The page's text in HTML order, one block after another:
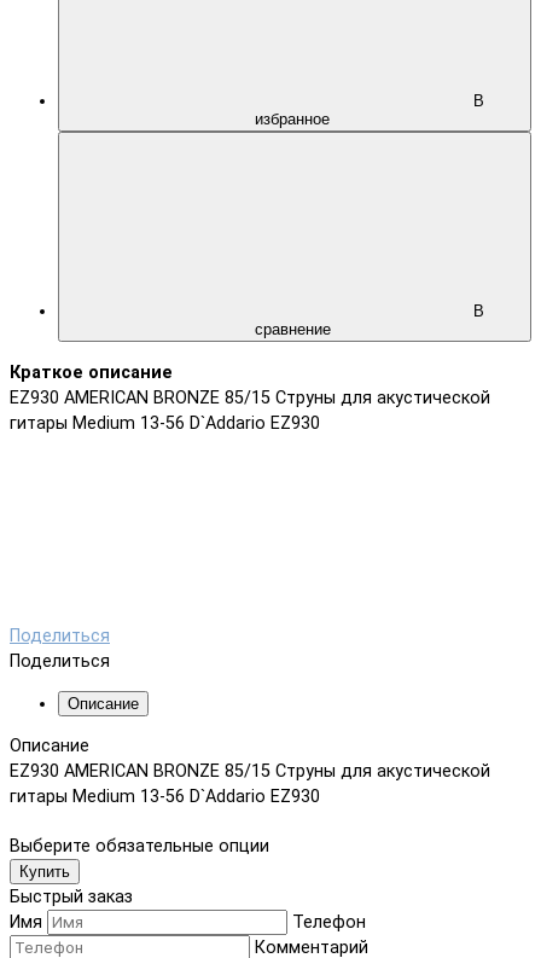
В
избранное
В
сравнение
Краткое описание
EZ930 AMERICAN BRONZE 85/15 Струны для акустической
гитары Medium 13-56 D`Addario EZ930
Поделиться
Поделиться
Описание
Описание
EZ930 AMERICAN BRONZE 85/15 Струны для акустической
гитары Medium 13-56 D`Addario EZ930
Выберите обязательные опции
Купить
Быстрый заказ
Имя
Телефон
Комментарий